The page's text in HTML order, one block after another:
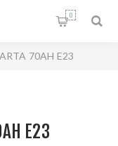
0
70AH E23
E23